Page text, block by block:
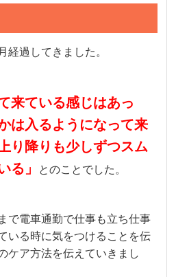
経過してきました。
来ている感じはあっ
は入るようになって来
り降りも少しずつスム
る」
とのことでした。
で電車通勤で仕事も立ち仕事
いる時に気をつけることを伝
ケア方法を伝えていきまし